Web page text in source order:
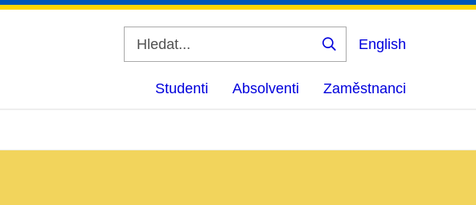
Vyhledat
English
Studenti Absolventi Zaměstnanci